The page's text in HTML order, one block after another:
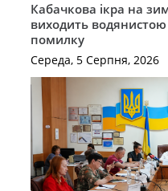
Кабачкова ікра на
виходить
помилку
Середа, 5 Серпня, 2026